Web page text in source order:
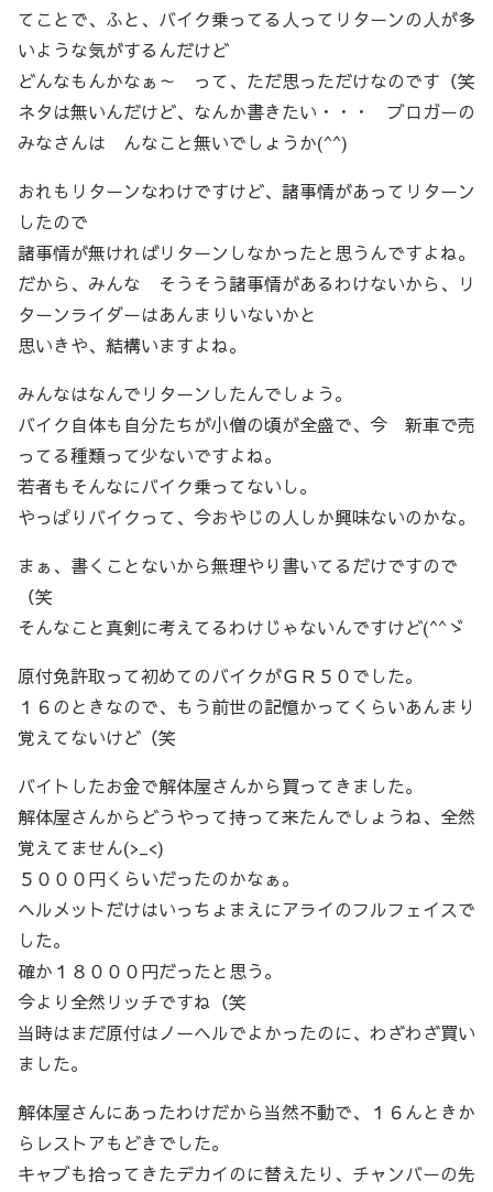
てことで、ふと、バイク乗ってる人ってリターンの人が多
いような気がするんだけど
どんなもんかなぁ～ って、ただ思っただけなのです（笑
ネタは無いんだけど、なんか書きたい・・・ ブロガーの
みなさんは んなこと無いでしょうか(^^)
おれもリターンなわけですけど、諸事情があってリターン
したので
諸事情が無ければリターンしなかったと思うんですよね。
だから、みんな そうそう諸事情があるわけないから、リ
ターンライダーはあんまりいないかと
思いきや、結構いますよね。
みんなはなんでリターンしたんでしょう。
バイク自体も自分たちが小僧の頃が全盛で、今 新車で売
ってる種類って少ないですよね。
若者もそんなにバイク乗ってないし。
やっぱりバイクって、今おやじの人しか興味ないのかな。
まぁ、書くことないから無理やり書いてるだけですので
（笑
そんなこと真剣に考えてるわけじゃないんですけど(^^ゞ
原付免許取って初めてのバイクがＧＲ５０でした。
１６のときなので、もう前世の記憶かってくらいあんまり
覚えてないけど（笑
バイトしたお金で解体屋さんから買ってきました。
解体屋さんからどうやって持って来たんでしょうね、全然
覚えてません(>_<)
５０００円くらいだったのかなぁ。
ヘルメットだけはいっちょまえにアライのフルフェイスで
した。
確か１８０００円だったと思う。
今より全然リッチですね（笑
当時はまだ原付はノーヘルでよかったのに、わざわざ買い
ました。
解体屋さんにあったわけだから当然不動で、１６んときか
らレストアもどきでした。
キャブも拾ってきたデカイのに替えたり、チャンバーの先